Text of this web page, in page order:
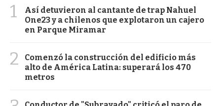
1
Así detuvieron al cantante de trap Nahuel
One23 y a chilenos que explotaron un cajero
en Parque Miramar
2
Comenzó la construcción del edificio más
alto de América Latina: superará los 470
metros